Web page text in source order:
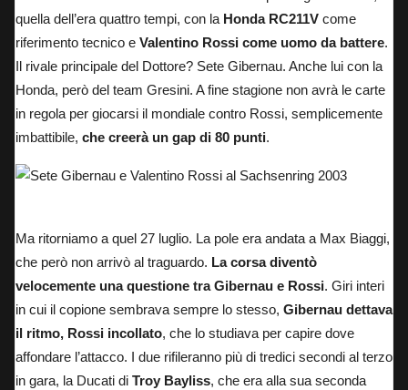
quella dell’era quattro tempi, con la Honda RC211V come
riferimento tecnico e Valentino Rossi come uomo da battere.
Il rivale principale del Dottore? Sete Gibernau. Anche lui con la
Honda, però del team Gresini. A fine stagione non avrà le carte
in regola per giocarsi il mondiale contro Rossi, semplicemente
imbattibile, che creerà un gap di 80 punti.
Ma ritorniamo a quel 27 luglio. La pole era andata a Max Biaggi,
che però non arrivò al traguardo. La corsa diventò
velocemente una questione tra Gibernau e Rossi. Giri interi
in cui il copione sembrava sempre lo stesso, Gibernau dettava
il ritmo, Rossi incollato, che lo studiava per capire dove
affondare l’attacco. I due rifileranno più di tredici secondi al terzo
in gara, la Ducati di Troy Bayliss, che era alla sua seconda